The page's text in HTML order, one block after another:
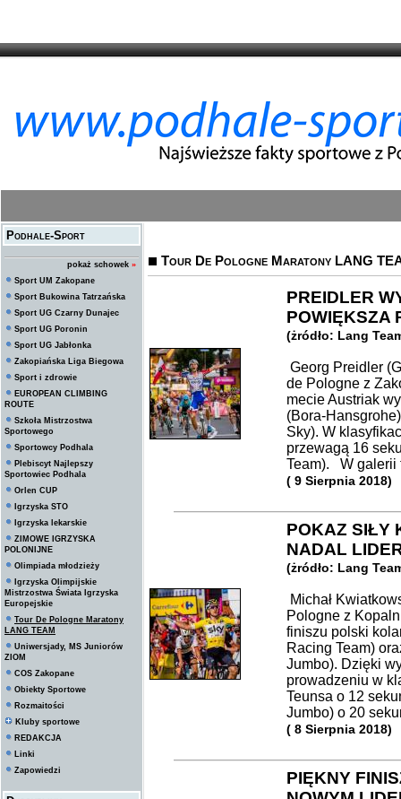
Podhale-Sport
pokaż schowek »
Sport UM Zakopane
Sport Bukowina Tatrzańska
Sport UG Czarny Dunajec
Sport UG Poronin
Sport UG Jabłonka
Zakopiańska Liga Biegowa
Sport i zdrowie
EUROPEAN CLIMBING
ROUTE
Szkoła Mistrzostwa
Sportowego
Sportowcy Podhala
Plebiscyt Najlepszy
Sportowiec Podhala
Orlen CUP
Igrzyska STO
Igrzyska lekarskie
ZIMOWE IGRZYSKA
POLONIJNE
Olimpiada młodzieży
Igrzyska Olimpijskie
Mistrzostwa Świata Igrzyska
Europejskie
Tour De Pologne Maratony
LANG TEAM
Uniwersjady, MS Juniorów
ZIOM
COS Zakopane
Obiekty Sportowe
Rozmaitości
Kluby sportowe
REDAKCJA
Linki
Zapowiedzi
Tour De Pologne Maratony LANG
PREIDLER
POWIĘKSZA
(żródło: Lang
Georg Preidler
de Pologne z
mecie Austriak
(Bora-
Sky). W
przewagą 16
Team). W
( 9 Sierpnia 2018)
POKAZ SIŁY
NADAL
(żródło: Lang
Michał
Pologne z
finiszu polski
Racing Team)
Jumbo). Dzięki
prowadzeniu w
Teunsa o 12
Jumbo) o 20
( 8 Sierpnia 2018)
PIĘKNY